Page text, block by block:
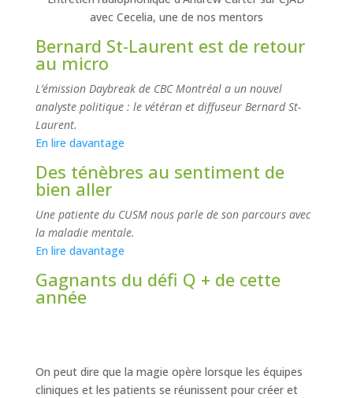
avec Cecelia, une de nos mentors
Bernard St-Laurent est de retour
au micro
L’émission Daybreak de CBC Montréal a un nouvel
analyste politique : le vétéran et diffuseur Bernard St-
Laurent.
En lire davantage
Des ténèbres au sentiment de
bien aller
Une patiente du CUSM nous parle de son parcours avec
la maladie mentale.
En lire davantage
Gagnants du défi Q + de cette
année
On peut dire que la magie opère lorsque les équipes
cliniques et les patients se réunissent pour créer et